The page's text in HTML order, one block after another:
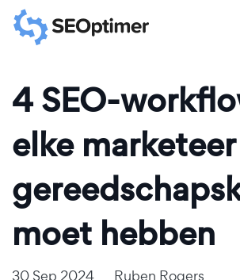
4 SEO-
elke
moet hebben
30 Sep 2024
Ruben Rogers